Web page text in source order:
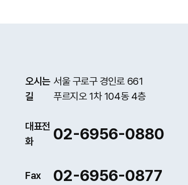
오시는
길
서울 구로구 경인로 661
푸르지오 1차 104동 4층
대표전
화
02-6956-0880
Fax 02-6956-0877